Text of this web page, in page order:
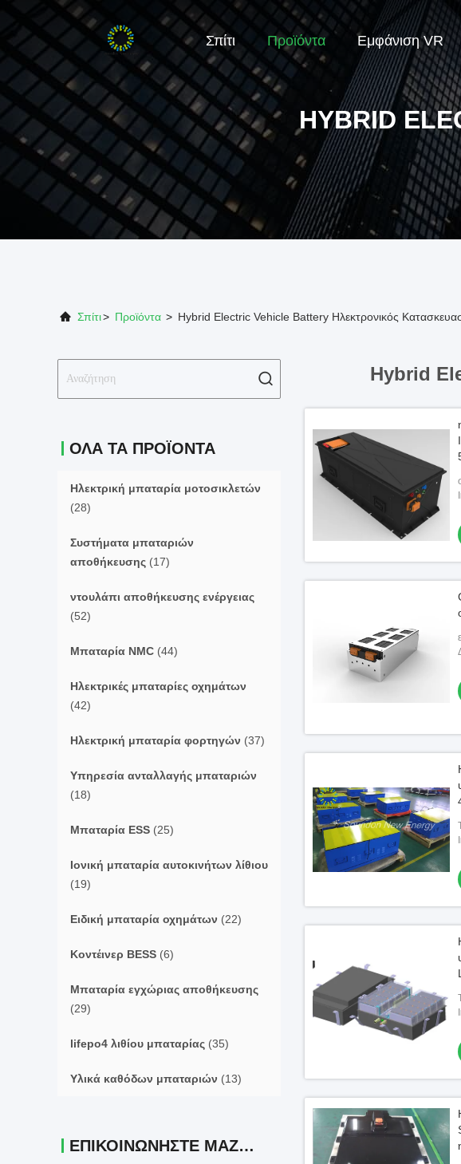
Σπίτι Προϊόντα Εμφάνιση VR
HYBRID
Σπίτι> Προϊόντα > Hybrid Electric Vehicle Battery Ηλεκτρονικός
ΌΛΑ ΤΑ ΠΡΟΪΌΝΤΑ
Ηλεκτρική μπαταρία μοτοσικλετών
(28)
Συστήματα μπαταριών
αποθήκευσης (17)
ντουλάπι αποθήκευσης ενέργειας
(52)
Μπαταρία NMC (44)
Ηλεκτρικές μπαταρίες οχημάτων
(42)
Ηλεκτρική μπαταρία φορτηγών (37)
Υπηρεσία ανταλλαγής μπαταριών
(18)
Μπαταρία ESS (25)
Ιονική μπαταρία αυτοκινήτων λίθιου
(19)
Ειδική μπαταρία οχημάτων (22)
Κοντέινερ BESS (6)
Μπαταρία εγχώριας αποθήκευσης
(29)
lifepo4 λιθίου μπαταρίας (35)
Υλικά καθόδων μπαταριών (13)
ΕΠΙΚΟΙΝΩΝΉΣΤΕ ΜΑΖΊ ΜΑΣ
Hybrid